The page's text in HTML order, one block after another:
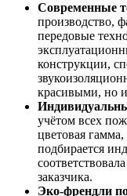
Современные
производство,
передовые
конструкции,
красивыми, но
учётом всех
цветовая
подбирается
заказчика.
Эко-френдли